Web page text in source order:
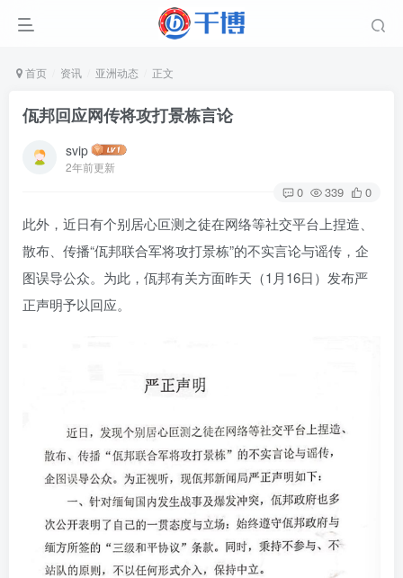
首页 资讯 亚洲动态 正文
佤邦回应网传将攻打景栋言论
svip
2年前更新
0 339 0
此外，近日有个别居心叵测之徒在网络等社交平台上捏造、
散布、传播“佤邦联合军将攻打景栋”的不实言论与谣传，企
图误导公众。为此，佤邦有关方面昨天（1月16日）发布严
正声明予以回应。